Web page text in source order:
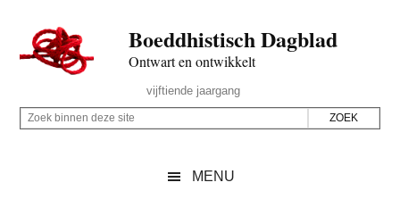
naar
de
inhoud
secondary
naar
de
sidebar
naar
de
Boeddhistisch Dagblad
Ontwart en ontwikkelt
Rechts
vijftiende jaargang
Z
Z
MENU